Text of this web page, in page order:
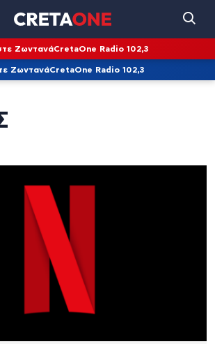
ΖωντανάCretaOne Radio 102,3
ΖωντανάCretaOne Radio 102,3